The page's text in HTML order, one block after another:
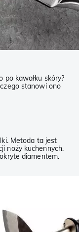
po kawałku skóry?
stanowi ono
Metoda ta jest
noży kuchennych.
diamentem.